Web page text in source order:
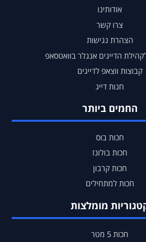
אודותינו
צרו קשר
הצהרת נגישות
הדייגים אנגלר בוואטסאפ
קבוצות ווצאפ לדייגים
חנות דייג
החמים ביותר
חכות בוס
חכות בולונז
חכות קרבון
חכות למתחילים
מומלצות
חכות 5 מטר